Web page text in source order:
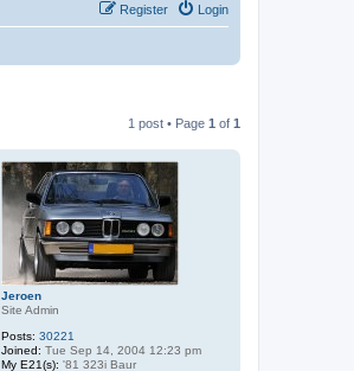
Login
Register
1 post • Page 1 of 1
Jeroen
Site Admin
Posts: 30221
Joined: Tue Sep 14, 2004 12:23 pm
My E21(s): '81 323i Baur